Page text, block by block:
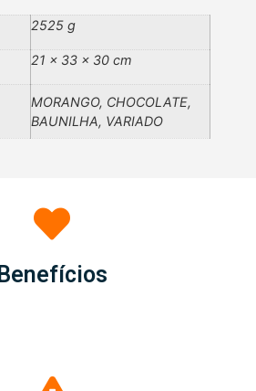
2525 g
21 × 33 × 30 cm
MORANGO, CHOCOLATE,
BAUNILHA, VARIADO
Benefícios